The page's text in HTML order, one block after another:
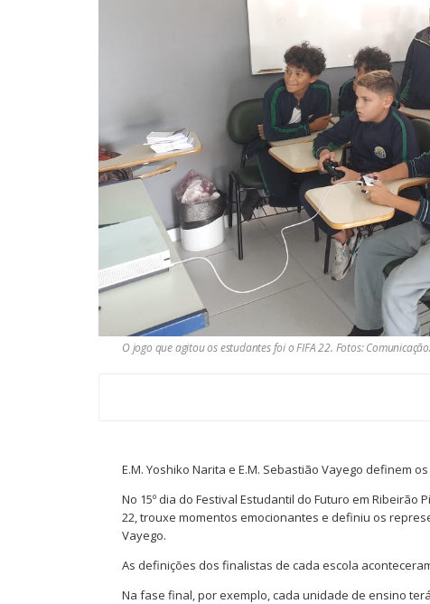
O jogo que agitou os estudantes foi o FIFA 22. Fotos:
E.M. Yoshiko Narita e E.M. Sebastião Vayego definem
No 15º dia do Festival Estudantil do Futuro em Ribeirão
22, trouxe momentos emocionantes e definiu os
Vayego.
As definições dos finalistas de cada escola
Na fase final, por exemplo, cada unidade de ensino